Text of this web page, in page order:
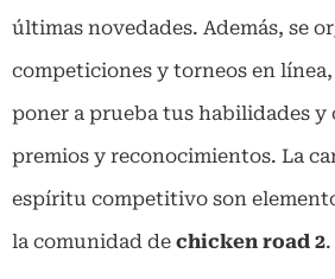
últimas novedades. Además, se
competiciones y torneos en
poner a prueba tus habilidades
premios y reconocimientos. La
espíritu competitivo son
la comunidad de chicken road 2.